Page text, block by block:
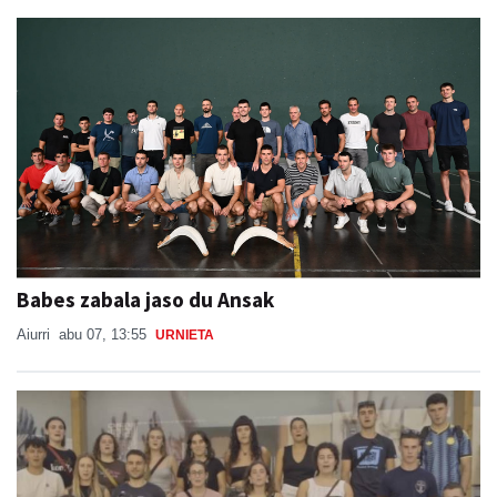
Babes zabala jaso du Ansak
Aiurri abu 07, 13:55 URNIETA